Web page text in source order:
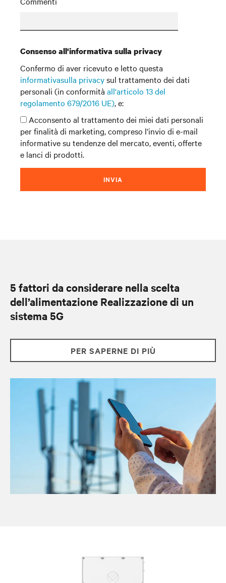
Consenso all'informativa sulla privacy
Confermo di aver ricevuto e letto questa
informativasulla privacysul trattamento dei dati
personali (in conformità all'articolo 13 del
regolamento 679/2016 UE), e:
Acconsento al trattamento dei miei dati personali
per finalità di marketing, compreso l’invio di e-mail
informative su tendenze del mercato, eventi, offerte
e lanci di prodotti.
INVIA
5 fattori da considerare nella scelta
dell’alimentazione Realizzazione di un
sistema 5G
PER SAPERNE DI PIÙ